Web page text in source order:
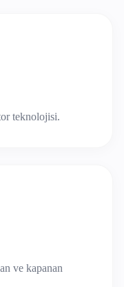
teknolojisi.
ve kapanan